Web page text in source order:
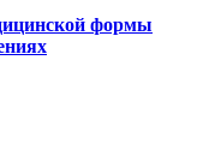
формы